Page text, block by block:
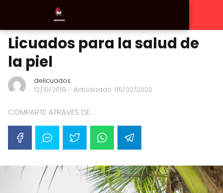
Licuados para la salud de
la piel
delicuados
12/10/2019 - Actualizado: 05/02/2020
COMPARTE ATRAVES DE :